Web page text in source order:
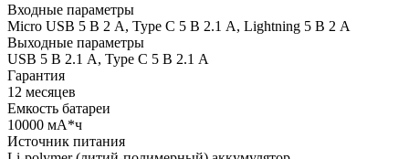
Входные параметры
Micro USB 5 В 2 А, Type C 5 В 2.1 А, Lightning 5 В 2 А
Выходные параметры
USB 5 В 2.1 A, Type C 5 В 2.1 A
Гарантия
12 месяцев
Емкость батареи
10000 мА*ч
Источник питания